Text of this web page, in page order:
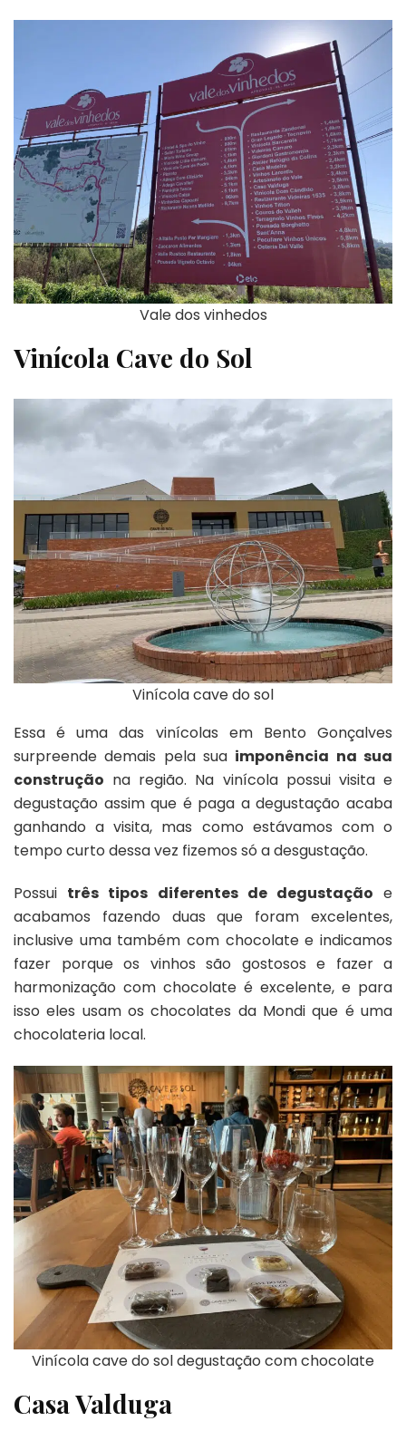
Vale dos vinhedos
Vinícola Cave do Sol
Vinícola cave do sol
Essa é uma das vinícolas em Bento Gonçalves
surpreende demais pela sua imponência na sua
construção na região. Na vinícola possui visita e
degustação assim que é paga a degustação acaba
ganhando a visita, mas como estávamos com o
tempo curto dessa vez fizemos só a desgustação.
Possui três tipos diferentes de degustação e
acabamos fazendo duas que foram excelentes,
inclusive uma também com chocolate e indicamos
fazer porque os vinhos são gostosos e fazer a
harmonização com chocolate é excelente, e para
isso eles usam os chocolates da Mondi que é uma
chocolateria local.
Vinícola cave do sol degustação com chocolate
Casa Valduga